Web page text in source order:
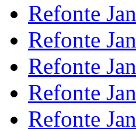
Refonte
Refonte
Refonte
Refonte
Refonte